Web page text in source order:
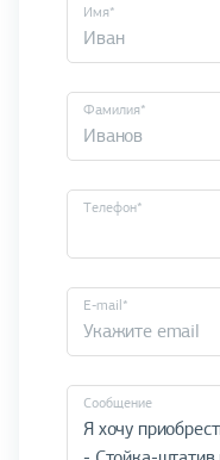
Имя*
Фамилия*
Телефон*
E-mail*
Cообщение